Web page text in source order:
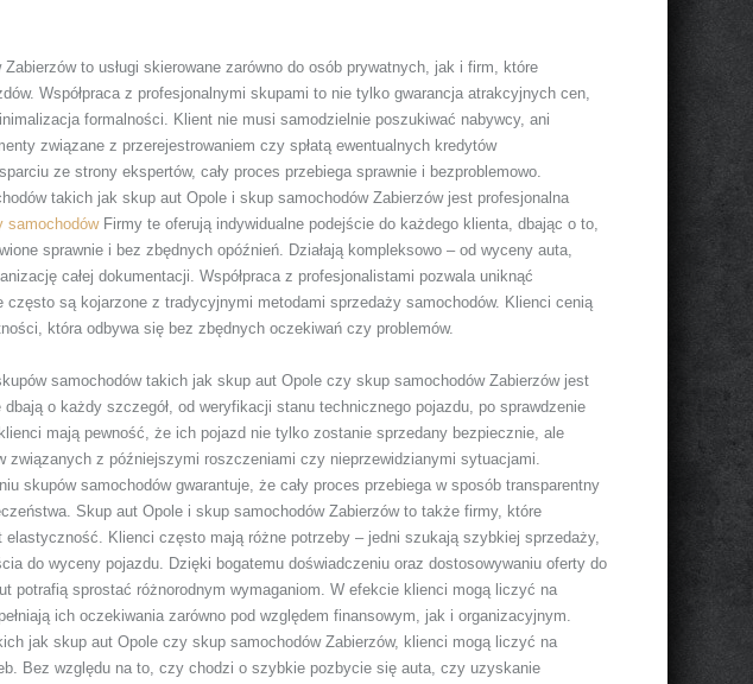
to usługi skierowane zarówno do osób prywatnych, jak i firm, które
Współpraca z profesjonalnymi skupami to nie tylko gwarancja atrakcyjnych cen,
formalności. Klient nie musi samodzielnie poszukiwać nabywcy, ani
związane z przerejestrowaniem czy spłatą ewentualnych kredytów
ze strony ekspertów, cały proces przebiega sprawnie i bezproblemowo.
takich jak skup aut Opole i skup samochodów Zabierzów jest profesjonalna
samochodówFirmy te oferują indywidualne podejście do każdego klienta, dbając o to,
sprawnie i bez zbędnych opóźnień. Działają kompleksowo – od wyceny auta,
całej dokumentacji. Współpraca z profesjonalistami pozwala uniknąć
są kojarzone z tradycyjnymi metodami sprzedaży samochodów. Klienci cenią
która odbywa się bez zbędnych oczekiwań czy problemów.
samochodów takich jak skup aut Opole czy skup samochodów Zabierzów jest
o każdy szczegół, od weryfikacji stanu technicznego pojazdu, po sprawdzenie
mają pewność, że ich pojazd nie tylko zostanie sprzedany bezpiecznie, ale
związanych z późniejszymi roszczeniami czy nieprzewidzianymi sytuacjami.
skupów samochodów gwarantuje, że cały proces przebiega w sposób transparentny
Skup aut Opole i skup samochodów Zabierzów to także firmy, które
elastyczność. Klienci często mają różne potrzeby – jedni szukają szybkiej sprzedaży,
do wyceny pojazdu. Dzięki bogatemu doświadczeniu oraz dostosowywaniu oferty do
potrafią sprostać różnorodnym wymaganiom. W efekcie klienci mogą liczyć na
ich oczekiwania zarówno pod względem finansowym, jak i organizacyjnym.
jak skup aut Opole czy skup samochodów Zabierzów, klienci mogą liczyć na
Bez względu na to, czy chodzi o szybkie pozbycie się auta, czy uzyskanie